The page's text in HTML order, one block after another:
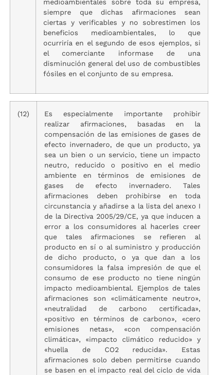
medioambientales sobre toda su empresa,
siempre que dichas afirmaciones sean
ciertas y verificables y no sobrestimen los
beneficios medioambientales, lo que
ocurriría en el segundo de esos ejemplos, si
el comerciante informase de una
disminución general del uso de combustibles
fósiles en el conjunto de su empresa.
(12)
Es especialmente importante prohibir
realizar afirmaciones, basadas en la
compensación de las emisiones de gases de
efecto invernadero, de que un producto, ya
sea un bien o un servicio, tiene un impacto
neutro, reducido o positivo en el medio
ambiente en términos de emisiones de
gases de efecto invernadero. Tales
afirmaciones deben prohibirse en toda
circunstancia y añadirse a la lista del anexo I
de la Directiva 2005/29/CE, ya que inducen a
error a los consumidores al hacerles creer
que tales afirmaciones se refieren al
producto en sí o al suministro y producción
de dicho producto, o ya que dan a los
consumidores la falsa impresión de que el
consumo de ese producto no tiene ningún
impacto medioambiental. Ejemplos de tales
afirmaciones son «climáticamente neutro»,
«neutralidad de carbono certificada»,
«positivo en términos de carbono», «cero
emisiones netas», «con compensación
climática», «impacto climático reducido» y
«huella de CO2reducida». Estas
afirmaciones solo deben permitirse cuando
se basen en el impacto real del ciclo de vida